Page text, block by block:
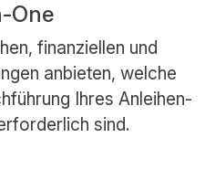
One
finanziellen und
anbieten, welche
Ihres Anleihen-
sind.